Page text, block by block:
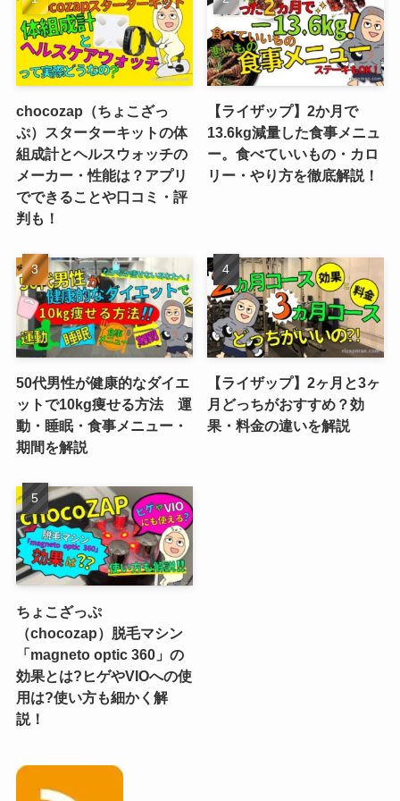
chocozap（ちょこざっ
ぷ）スターターキットの体
組成計とヘルスウォッチの
メーカー・性能は？アプリ
でできることや口コミ・評
判も！
【ライザップ】2か月で
13.6kg減量した食事メニュ
ー。食べていいもの・カロ
リー・やり方を徹底解説！
50代男性が健康的なダイエ
ットで10kg痩せる方法 運
動・睡眠・食事メニュー・
期間を解説
【ライザップ】2ヶ月と3ヶ
月どっちがおすすめ？効
果・料金の違いを解説
ちょこざっぷ
（chocozap）脱毛マシン
「magneto optic 360」の
効果とは?ヒゲやVIOへの使
用は?使い方も細かく解
説！